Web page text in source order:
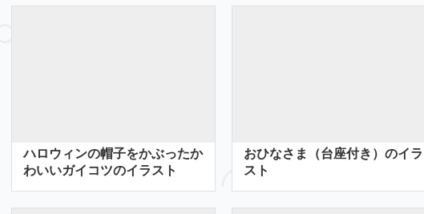
ハロウィンの帽子をかぶったか
わいいガイコツのイラスト
おひなさま（台座付き）のイラ
スト